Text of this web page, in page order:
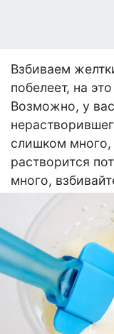
Взбиваем
побелеет, на
Возможно, у
слишком много,
растворится
много,